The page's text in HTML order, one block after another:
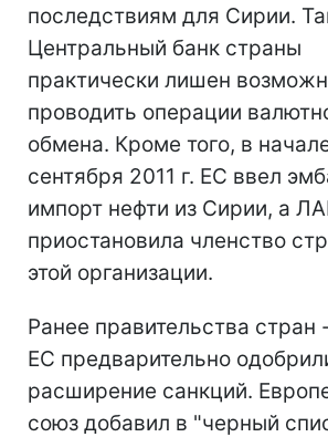
последствиям для Сирии.
Центральный банк страны
практически лишен
проводить операции
обмена. Кроме того, в
сентября 2011 г. ЕС ввел
импорт нефти из Сирии, а
приостановила членство
этой организации.
Ранее правительства стран
ЕС предварительно
расширение санкций.
союз добавил в "черный